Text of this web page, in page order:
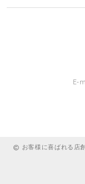
E-
お客様に喜ばれる店